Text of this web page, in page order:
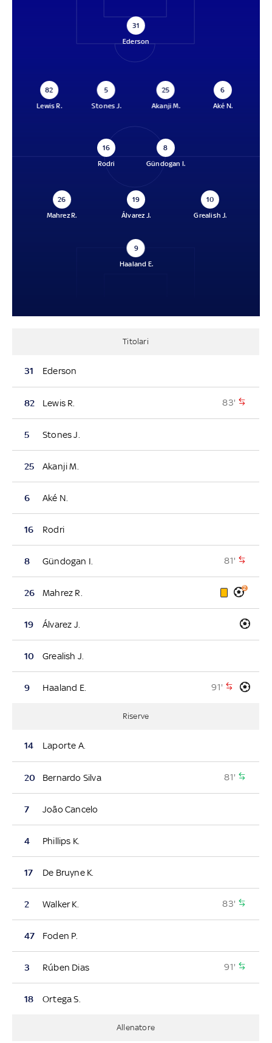
31
Ederson
82
Lewis R.
5
Stones J.
25
Akanji M.
6
Aké N.
16
Rodri
8
Gündogan I.
26
Mahrez R.
19
Álvarez J.
10
Grealish J.
9
Haaland E.
Titolari
31 Ederson
82 Lewis R. 83'
5 Stones J.
25 Akanji M.
6 Aké N.
16 Rodri
8 Gündogan I. 81'
26 Mahrez R. 2
19 Álvarez J.
10 Grealish J.
9 Haaland E. 91'
Riserve
14 Laporte A.
20 Bernardo Silva 81'
7 João Cancelo
4 Phillips K.
17 De Bruyne K.
2 Walker K. 83'
47 Foden P.
3 Rúben Dias 91'
18 Ortega S.
Allenatore